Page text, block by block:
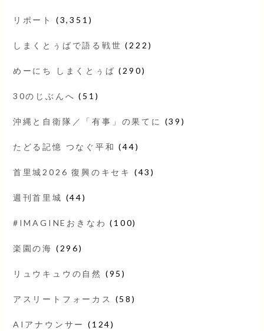
リポート (3,351)
しまくとぅばで語る戦世 (222)
めーにち しまくとぅば (290)
30のじぶんへ (51)
沖縄と自衛隊／「有事」の果てに (39)
たどる記憶 つなぐ平和 (44)
首里城2026 復興のキセキ (43)
週刊首里城 (44)
#IMAGINEおきなわ (100)
楽園の海 (296)
リュウキュウの自然 (95)
アスリートフォーカス (58)
AIアナウンサー (124)